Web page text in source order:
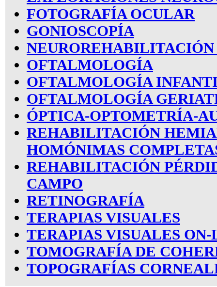
FOTOGRAFÍA OCULAR
GONIOSCOPÍA
OFTALMOLOGÍA
OFTALMOLOGÍA
OFTALMOLOGÍA
ÓPTICA-OPTOMETRÍA-
REHABILITACIÓN
HOMÓNIMAS
REHABILITACIÓN
CAMPO
RETINOGRAFÍA
TERAPIAS VISUALES
TERAPIAS VISUALES
TOMOGRAFÍA DE
TOPOGRAFÍAS